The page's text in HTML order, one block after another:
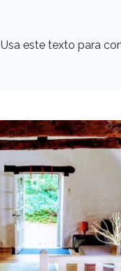
Usa este texto para